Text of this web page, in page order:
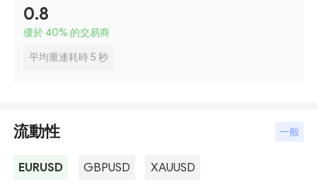
0.8
優於 40% 的交易商
平均重連耗時 5 秒
流動性 一般
EURUSD GBPUSD XAUUSD